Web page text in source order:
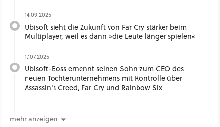
14.09.2025
Ubisoft sieht die Zukunft von Far Cry stärker beim
Multiplayer, weil es dann »die Leute länger spielen«
17.07.2025
Ubisoft-Boss ernennt seinen Sohn zum CEO des
neuen Tochterunternehmens mit Kontrolle über
Assassin's Creed, Far Cry und Rainbow Six
mehr anzeigen